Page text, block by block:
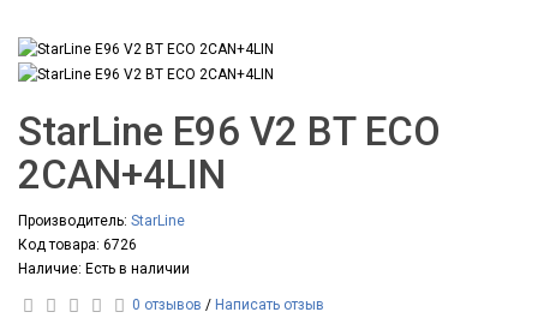
StarLine E96 V2 BT ECO
2CAN+4LIN
Производитель: StarLine
Код товара: 6726
Наличие: Есть в наличии
0 отзывов / Написать отзыв